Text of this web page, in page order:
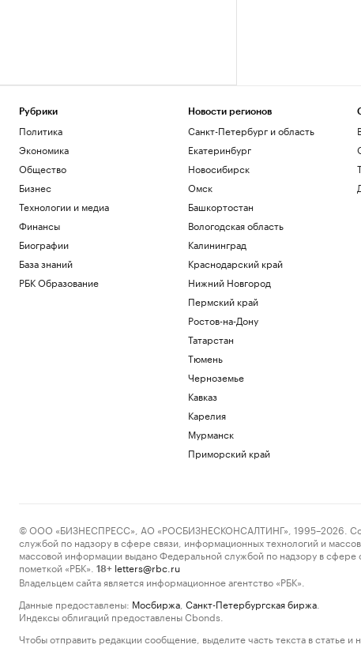
Рубрики
Политика
Экономика
Общество
Бизнес
Технологии и медиа
Финансы
Биографии
База знаний
РБК Образование
Новости регионов
Санкт-Петербург и область
Екатеринбург
Новосибирск
Омск
Башкортостан
Вологодская область
Калининград
Краснодарский край
Нижний Новгород
Пермский край
Ростов-на-Дону
Татарстан
Тюмень
Черноземье
Кавказ
Карелия
Мурманск
Приморский край
© ООО «БИЗНЕСПРЕСС», АО «РОСБИЗНЕСКОНСАЛТИНГ», 1995–2026.
службой по надзору в сфере связи, информационных технологий и
массовой информации выдано Федеральной службой по надзору в
пометкой «РБК».
18+ letters@rbc.ru
Владельцем сайта является информационное агентство «РБК».
Данные предоставлены: Мосбиржа Санкт-Петербургская биржа
Индексы облигаций предоставлены Cbonds.
Чтобы отправить редакции сообщение, выделите часть текста в статье и